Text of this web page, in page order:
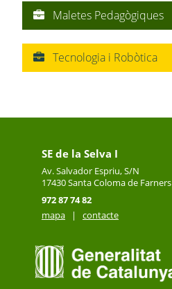
Maletes Pedagògiques
Tecnologia i Robòtica
SE de la Selva I
Av. Salvador Espriu, S/N
17430Santa Coloma de Farners
972 87 74 82
mapa
| contacte